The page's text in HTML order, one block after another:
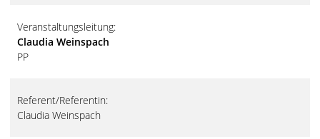
Veranstaltungsleitung:
Claudia Weinspach
PP
Referent/Referentin:
Claudia Weinspach